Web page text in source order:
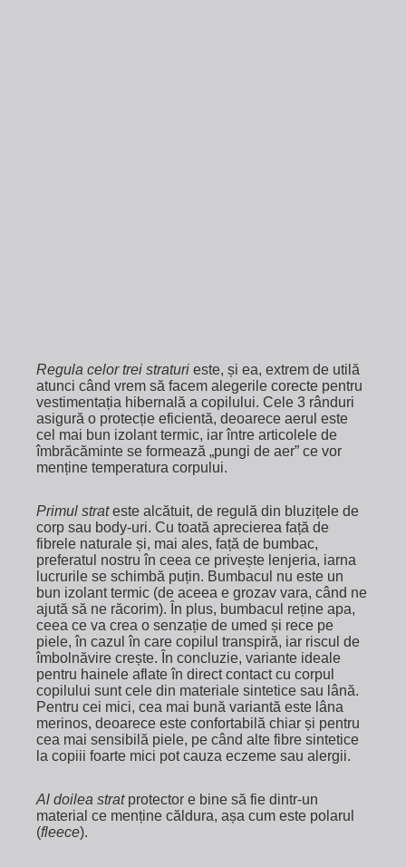
Regula celor trei straturi este, și ea, extrem de utilă
atunci când vrem să facem alegerile corecte pentru
vestimentația hibernală a copilului. Cele 3 rânduri
asigură o protecție eficientă, deoarece aerul este
cel mai bun izolant termic, iar între articolele de
îmbrăcăminte se formează „pungi de aer” ce vor
menține temperatura corpului.
Primul strateste alcătuit, de regulă din bluzițele de
corp sau body-uri. Cu toată aprecierea față de
fibrele naturale și, mai ales, față de bumbac,
preferatul nostru în ceea ce privește lenjeria, iarna
lucrurile se schimbă puțin. Bumbacul nu este un
bun izolant termic (de aceea e grozav vara, când ne
ajută să ne răcorim). În plus, bumbacul reține apa,
ceea ce va crea o senzație de umed și rece pe
piele, în cazul în care copilul transpiră, iar riscul de
îmbolnăvire crește. În concluzie, variante ideale
pentru hainele aflate în direct contact cu corpul
copilului sunt cele din materiale sintetice sau lână.
Pentru cei mici, cea mai bună variantă este lâna
merinos, deoarece este confortabilă chiar și pentru
cea mai sensibilă piele, pe când alte fibre sintetice
la copiii foarte mici pot cauza eczeme sau alergii.
Al doilea stratprotector e bine să fie dintr-un
material ce menține căldura, așa cum este polarul
(fleece).